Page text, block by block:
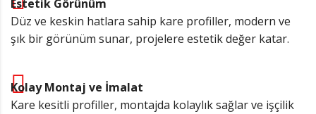
Estetik Görünüm
Düz ve keskin hatlara sahip kare profiller, modern ve
şık bir görünüm sunar, projelere estetik değer katar.
Kolay Montaj ve İmalat
Kare kesitli profiller, montajda kolaylık sağlar ve işçilik